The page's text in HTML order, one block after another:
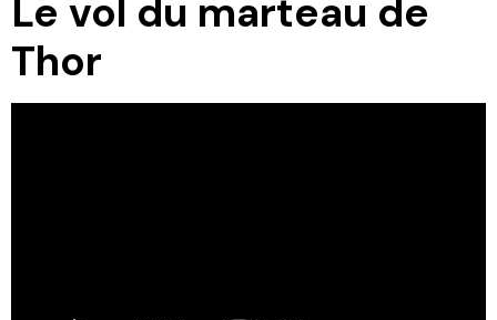
Le vol du marteau de
Thor